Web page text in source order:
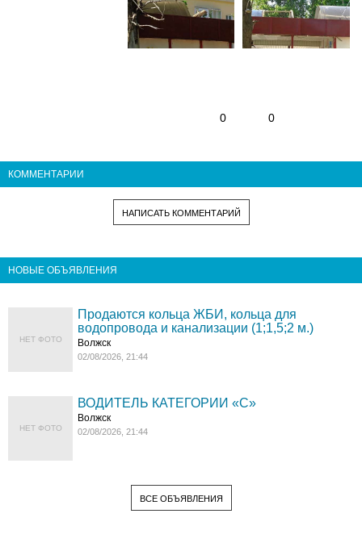
0 0
КОММЕНТАРИИ
НАПИСАТЬ КОММЕНТАРИЙ
НОВЫЕ ОБЪЯВЛЕНИЯ
НЕТ ФОТО
Продаются кольца ЖБИ, кольца для
водопровода и канализации (1;1,5;2 м.)
Волжск
02/08/2026, 21:44
НЕТ ФОТО
ВОДИТЕЛЬ КАТЕГОРИИ «C»
Волжск
02/08/2026, 21:44
ВСЕ ОБЪЯВЛЕНИЯ